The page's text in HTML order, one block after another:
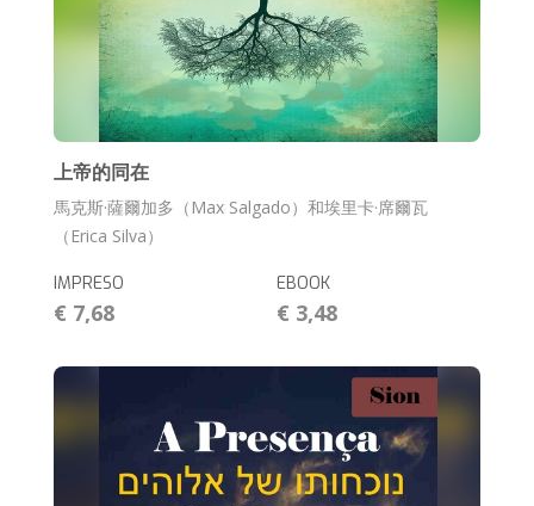
上帝的同在
馬克斯·薩爾加多（Max Salgado）和埃里卡·席爾瓦
（Erica Silva）
IMPRESO
€ 7,68
EBOOK
€ 3,48